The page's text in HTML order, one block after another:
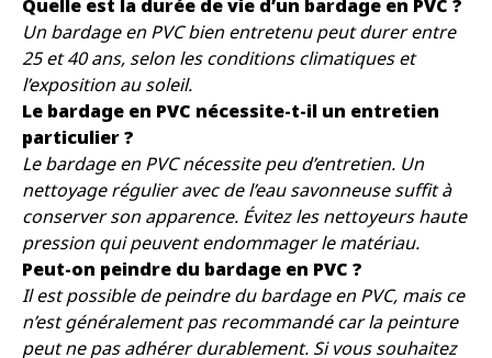
Quelle est la durée de vie d’un bardage en PVC ?
Un bardage en PVC bien entretenu peut durer entre
25 et 40 ans, selon les conditions climatiques et
l’exposition au soleil.
Le bardage en PVC nécessite-t-il un entretien
particulier ?
Le bardage en PVC nécessite peu d’entretien. Un
nettoyage régulier avec de l’eau savonneuse suffit à
conserver son apparence. Évitez les nettoyeurs haute
pression qui peuvent endommager le matériau.
Peut-on peindre du bardage en PVC ?
Il est possible de peindre du bardage en PVC, mais ce
n’est généralement pas recommandé car la peinture
peut ne pas adhérer durablement. Si vous souhaitez